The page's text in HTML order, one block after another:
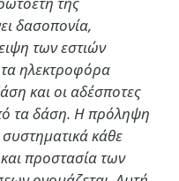
δασοπονία,
των εστιών
ηλεκτροφόρα
και οι αδέσποτες
τα δάση. Η πρόληψη
συστηματικά κάθε
προστασία των